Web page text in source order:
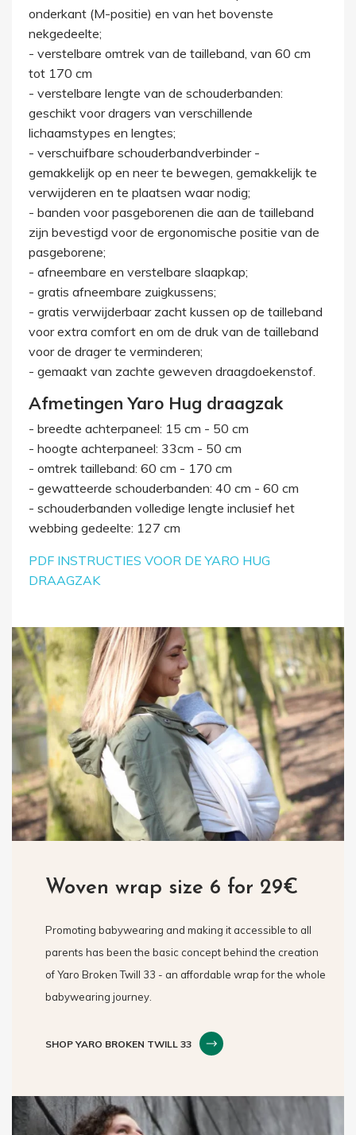
onderkant (M-positie) en van het bovenste
nekgedeelte;
- verstelbare omtrek van de tailleband, van 60 cm
tot 170 cm
- verstelbare lengte van de schouderbanden:
geschikt voor dragers van verschillende
lichaamstypes en lengtes;
- verschuifbare schouderbandverbinder -
gemakkelijk op en neer te bewegen, gemakkelijk te
verwijderen en te plaatsen waar nodig;
- banden voor pasgeborenen die aan de tailleband
zijn bevestigd voor de ergonomische positie van de
pasgeborene;
- afneembare en verstelbare slaapkap;
- gratis afneembare zuigkussens;
- gratis verwijderbaar zacht kussen op de tailleband
voor extra comfort en om de druk van de tailleband
voor de drager te verminderen;
- gemaakt van zachte geweven draagdoekenstof.
Afmetingen Yaro Hug draagzak
- breedte achterpaneel: 15 cm - 50 cm
- hoogte achterpaneel: 33cm - 50 cm
- omtrek tailleband: 60 cm - 170 cm
- gewatteerde schouderbanden: 40 cm - 60 cm
- schouderbanden volledige lengte inclusief het
webbing gedeelte: 127 cm
PDF INSTRUCTIES VOOR DE YARO HUG
DRAAGZAK
Woven wrap size 6 for 29€
Promoting babywearing and making it accessible to all
parents has been the basic concept behind the creation
of Yaro Broken Twill 33 - an affordable wrap for the whole
babywearing journey.
SHOP YARO BROKEN TWILL 33